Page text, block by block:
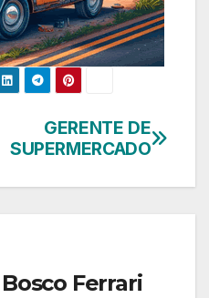
GERENTE DE
SUPERMERCADO
Ferrari